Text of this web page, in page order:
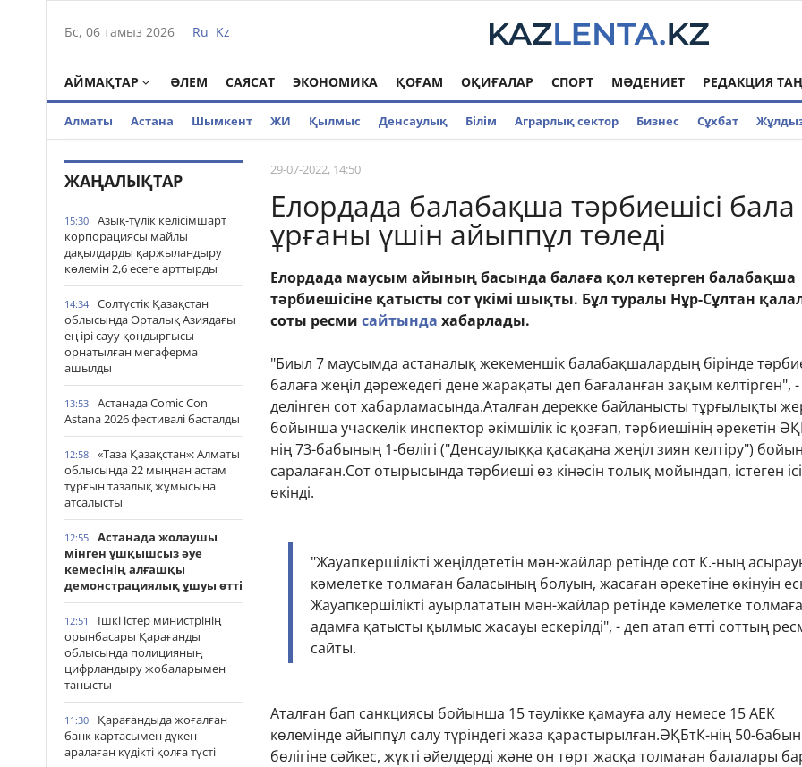
Бс, 06 тамыз 2026 Ru Kz
АЙМАҚТАР ӘЛЕМ САЯСАТ ЭКОНОМИКА ҚОҒАМ ОҚИҒАЛАР СПОРТ МӘДЕНИЕТ РЕДАКЦИЯ
Алматы Астана Шымкент ЖИ Қылмыс Денсаулық Білім Аграрлық сектор Бизнес Cұхбат
ЖАҢАЛЫҚТАР
15:30
Азық-түлік келісімшарт
корпорациясы майлы
дақылдарды қаржыландыру
көлемін 2,6 есеге арттырды
14:34
Солтүстік Қазақстан
облысында Орталық Азиядағы
ең ірі сауу қондырғысы
орнатылған мегаферма
ашылды
13:53
Астанада Comic Con
Astana 2026 фестивалі басталды
12:58
«Таза Қазақстан»: Алматы
облысында 22 мыңнан астам
тұрғын тазалық жұмысына
атсалысты
12:55
Астанада жолаушы
мінген ұшқышсыз әуе
кемесінің алғашқы
демонстрациялық ұшуы өтті
12:51
Ішкі істер министрінің
орынбасары Қарағанды
облысында полицияның
цифрландыру жобаларымен
танысты
11:30
Қарағандыда жоғалған
банк картасымен дүкен
аралаған күдікті қолға түсті
29-07-2022, 14:50
Елордада балабақша тәрбиешісі бала
ұрғаны үшін айыппұл төледі
Елордада маусым айының басында балаға қол көтерген балабақша
тәрбиешісіне қатысты сот үкімі шықты. Бұл туралы Нұр-Сұлтан
соты ресми сайтында хабарлады.
"Биыл 7 маусымда астаналық жекеменшік балабақшалардың бірінде
балаға жеңіл дәрежедегі дене жарақаты деп бағаланған зақым келтірген", -
делінген сот хабарламасында.Аталған дерекке байланысты тұрғылықты
бойынша учаскелік инспектор әкімшілік іс қозғап, тәрбиешінің әрекетін
нің 73-бабының 1-бөлігі ("Денсаулыққа қасақана жеңіл зиян келтіру")
саралаған.Сот отырысында тәрбиеші өз кінәсін толық мойындап, істеген
өкінді.
"Жауапкершілікті жеңілдететін мән-жайлар ретінде сот К.-ның
кәмелетке толмаған баласының болуын, жасаған әрекетіне өкінуін
Жауапкершілікті ауырлататын мән-жайлар ретінде кәмелетке
адамға қатысты қылмыс жасауы ескерілді", - деп атап өтті соттың
сайты.
Аталған бап санкциясы бойынша 15 тәулікке қамауға алу немесе 15 АЕК
көлемінде айыппұл салу түріндегі жаза қарастырылған.ӘҚБтК-нің 50-
бөлігіне сәйкес, жүкті әйелдерді және он төрт жасқа толмаған балалары